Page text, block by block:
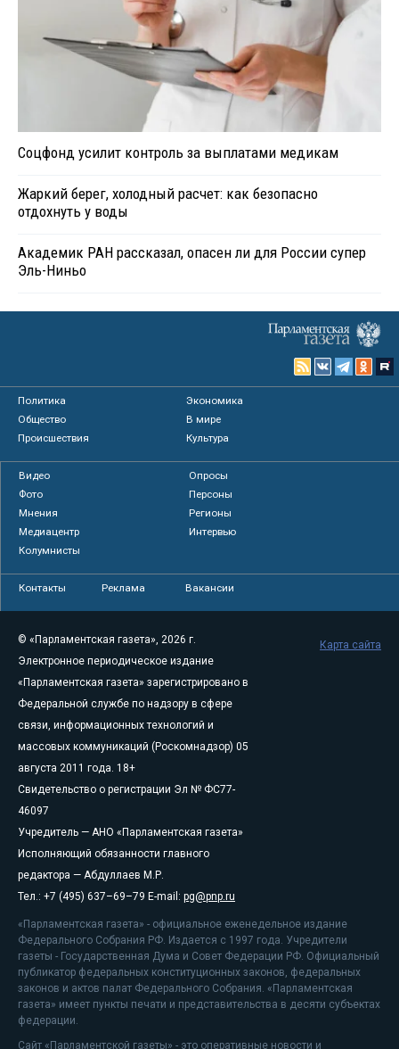
Соцфонд усилит контроль за выплатами медикам
Жаркий берег, холодный расчет: как безопасно
отдохнуть у воды
Академик РАН рассказал, опасен ли для России супер
Эль-Ниньо
Политика
Экономика
Общество
В мире
Происшествия
Культура
Видео
Опросы
Фото
Персоны
Мнения
Регионы
Медиацентр
Интервью
Колумнисты
Контакты Реклама Вакансии
© «Парламентская газета», 2026 г.
Электронное периодическое издание
«Парламентская газета» зарегистрировано в
Федеральной службе по надзору в сфере
связи, информационных технологий и
массовых коммуникаций (Роскомнадзор) 05
августа 2011 года. 18+
Свидетельство о регистрации Эл № ФС77-
46097
Учредитель — АНО «Парламентская газета»
Исполняющий обязанности главного
редактора — Абдуллаев М.Р.
Тел.: +7 (495) 637–69–79 E-mail: pg@pnp.ru
«Парламентская газета» - официальное еженедельное издание
Федерального Собрания РФ. Издается с 1997 года. Учредители
газеты - Государственная Дума и Совет Федерации РФ. Официальный
публикатор федеральных конституционных законов, федеральных
законов и актов палат Федерального Собрания. «Парламентская
газета» имеет пункты печати и представительства в десяти субъектах
федерации.
Сайт «Парламентской газеты» - это оперативные новости и
Карта сайта